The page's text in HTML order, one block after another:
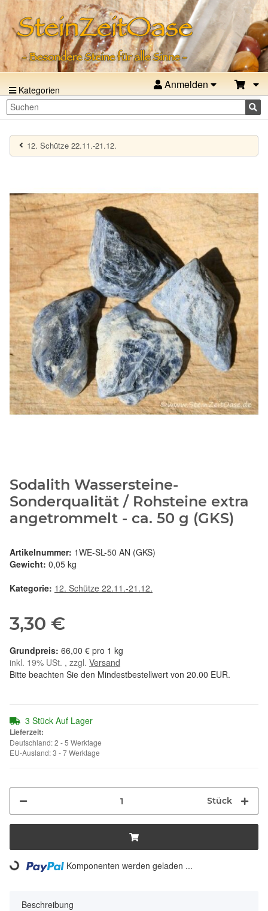
Kategorien Anmelden
12. Schütze 22.11.-21.12.
Sodalith Wassersteine-
Sonderqualität / Rohsteine extra
angetrommelt - ca. 50 g (GKS)
Artikelnummer: 1WE-SL-50 AN (GKS)
Gewicht: 0,05 kg
Kategorie: 12. Schütze 22.11.-21.12.
3,30 €
66,00 € pro 1 kg
inkl. 19% USt. , zzgl. Versand
Bitte beachten Sie den Mindestbestellwert von 20.00 EUR.
3 Stück Auf Lager
Lieferzeit:
Deutschland: 2 - 5 Werktage
EU-Ausland: 3 - 7 Werktage
Stück
Komponenten werden geladen ...
Beschreibung